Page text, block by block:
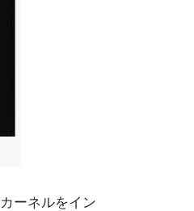
ーネルをイン